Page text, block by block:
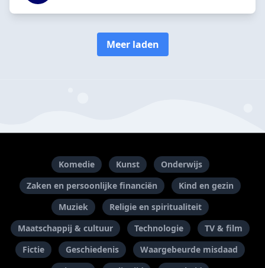
Meer laden
Komedie Kunst
Onderwijs
Zaken en persoonlijke financiën
Kind en gezin
Muziek
Religie en spiritualiteit
Maatschappij & cultuur
Technologie
TV & film
Fictie
Geschiedenis
Waargebeurde misdaad